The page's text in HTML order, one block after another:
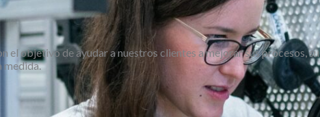
objetivo de ayudar a nuestros clientes a mejorar sus procesos, su
medida.